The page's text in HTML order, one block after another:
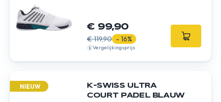
€ 99,90
€ 119,90 - 16%
Vergelijkingsprijs
NIEUW
K-SWISS ULTRA
COURT PADEL BLAUW